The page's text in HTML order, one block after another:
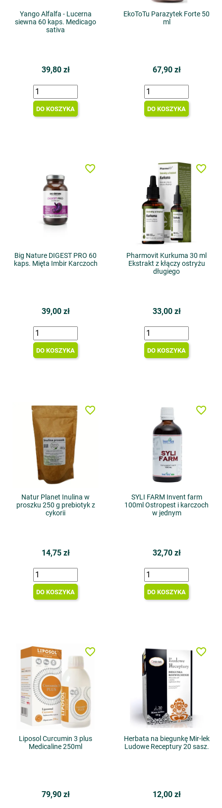
Yango Alfalfa - Lucerna
siewna 60 kaps. Medicago
sativa
39,80 zł
DO KOSZYKA
EkoToTu Parazytek Forte 50
ml
67,90 zł
DO KOSZYKA
Big Nature DIGEST PRO 60
kaps. Mięta Imbir Karczoch
39,00 zł
DO KOSZYKA
favorite_border
Pharmovit Kurkuma 30 ml
Ekstrakt z kłączy ostryżu
długiego
33,00 zł
DO KOSZYKA
favorite_border
Natur Planet Inulina w
proszku 250 g prebiotyk z
cykorii
14,75 zł
DO KOSZYKA
favorite_border
SYLI FARM Invent farm
100ml Ostropest i karczoch
w jednym
32,70 zł
DO KOSZYKA
favorite_border
Liposol Curcumin 3 plus
Medicaline 250ml
79,90 zł
favorite_border
Herbata na biegunkę Mir-lek
Ludowe Receptury 20 sasz.
12,00 zł
favorite_border